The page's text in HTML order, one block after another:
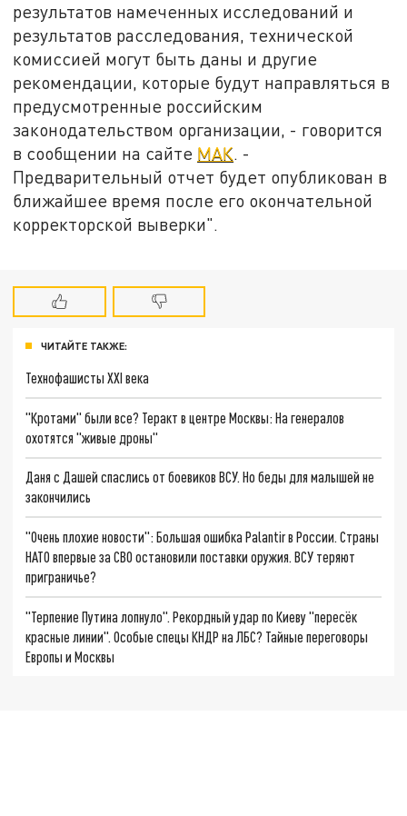
результатов намеченных исследований и
результатов расследования, технической
комиссией могут быть даны и другие
рекомендации, которые будут направляться в
предусмотренные российским
законодательством организации, - говорится
в сообщении на сайте МАК. -
Предварительный отчет будет опубликован в
ближайшее время после его окончательной
корректорской выверки".
ЧИТАЙТЕ ТАКЖЕ:
Технофашисты XXI века
"Кротами" были все? Теракт в центре Москвы: На генералов
охотятся "живые дроны"
Даня с Дашей спаслись от боевиков ВСУ. Но беды для малышей не
закончились
"Очень плохие новости": Большая ошибка Palantir в России. Страны
НАТО впервые за СВО остановили поставки оружия. ВСУ теряют
приграничье?
"Терпение Путина лопнуло". Рекордный удар по Киеву "пересёк
красные линии". Особые спецы КНДР на ЛБС? Тайные переговоры
Европы и Москвы